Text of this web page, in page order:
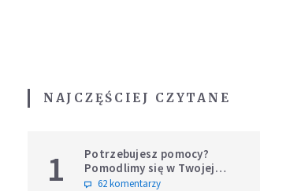
NAJCZĘŚCIEJ CZYTANE
1
Potrzebujesz pomocy?
Pomodlimy się w Twojej
intencji
62 komentarzy